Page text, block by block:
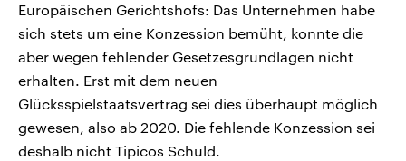
Europäischen Gerichtshofs: Das Unternehmen habe
sich stets um eine Konzession bemüht, konnte die
aber wegen fehlender Gesetzesgrundlagen nicht
erhalten. Erst mit dem neuen
Glücksspielstaatsvertrag sei dies überhaupt möglich
gewesen, also ab 2020. Die fehlende Konzession sei
deshalb nicht Tipicos Schuld.